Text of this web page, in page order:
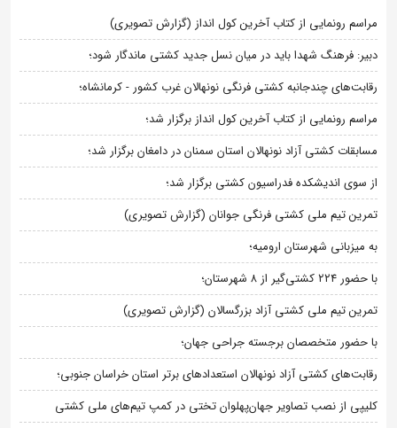
مراسم رونمایی از کتاب آخرین کول انداز (گزارش تصویری)
دبیر: فرهنگ شهدا باید در میان نسل جدید کشتی ماندگار شود؛
رقابت‌های چندجانبه کشتی فرنگی نونهالان غرب کشور - کرمانشاه؛
مراسم رونمایی از کتاب آخرین کول انداز برگزار شد؛
مسابقات کشتی آزاد نونهالان استان سمنان در دامغان برگزار شد؛
از سوی اندیشکده فدراسیون کشتی برگزار شد؛
تمرین تیم ملی کشتی فرنگی جوانان (گزارش تصویری)
به میزبانی شهرستان ارومیه؛
با حضور ۲۲۴ کشتی‌گیر از ۸ شهرستان؛
تمرین تیم ملی کشتی آزاد بزرگسالان (گزارش تصویری)
با حضور متخصصان برجسته جراحی جهان؛
رقابت‌های کشتی آزاد نونهالان استعدادهای برتر استان خراسان جنوبی؛
کلیپی از نصب تصاویر جهان‌پهلوان تختی در کمپ تیم‌های ملی کشتی